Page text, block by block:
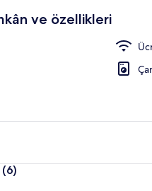
Odada kasa, masa, dizüstü
f
n
ve özellikleri
(6)